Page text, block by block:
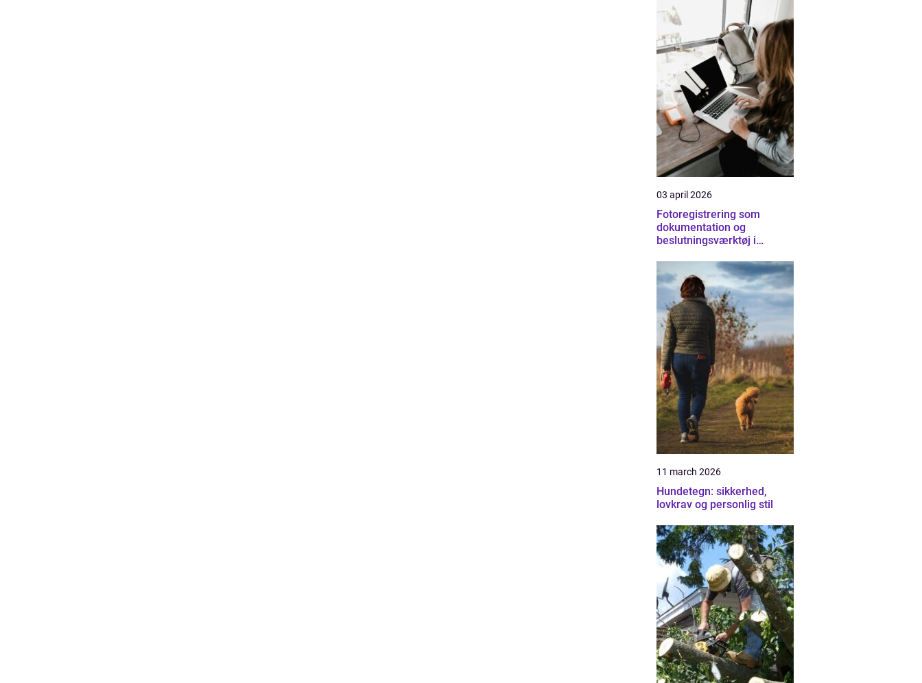
03 april 2026
Fotoregistrering som
dokumentation og
beslutningsværktøj i
11 march 2026
Hundetegn: sikkerhed,
lovkrav og personlig stil